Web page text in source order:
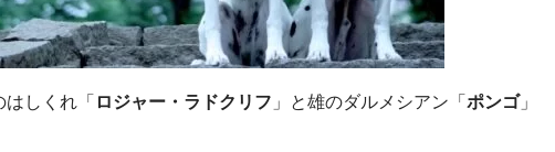
しくれ「 ロジャー・ラドクリフ 」と雄のダルメシアン「 ポンゴ」